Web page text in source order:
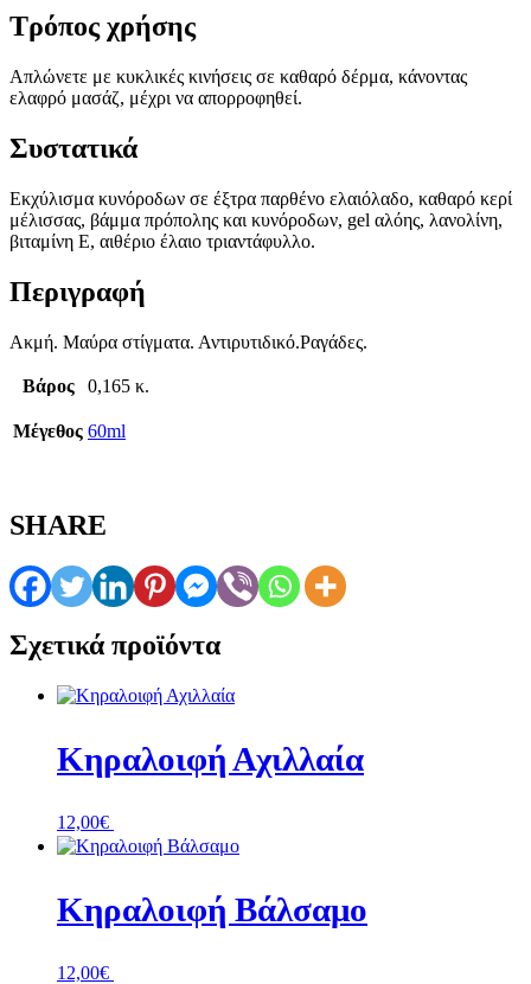
Τρόπος χρήσης
Απλώνετε με κυκλικές κινήσεις σε καθαρό δέρμα, κάνοντας
ελαφρό μασάζ, μέχρι να απορροφηθεί.
Συστατικά
Εκχύλισμα κυνόροδων σε έξτρα παρθένο ελαιόλαδο, καθαρό κερί
μέλισσας, βάμμα πρόπολης και κυνόροδων, gel αλόης, λανολίνη,
βιταμίνη Ε, αιθέριο έλαιο τριαντάφυλλο.
Περιγραφή
Ακμή. Μαύρα στίγματα. Αντιρυτιδικό.Ραγάδες.
Βάρος 0,165 κ.
Μέγεθος 60ml
SHARE
Σχετικά προϊόντα
Κηραλοιφή Αχιλλαία
12,00€
Κηραλοιφή Βάλσαμο
12,00€